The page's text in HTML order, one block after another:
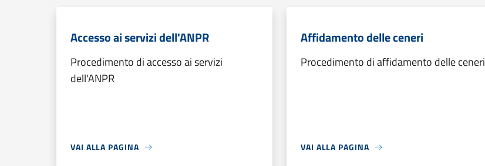
Accesso ai servizi dell'ANPR
Procedimento di accesso ai servizi
dell'ANPR
VAI ALLA PAGINA
Affidamento delle ceneri
Procedimento di affidamento delle ceneri
VAI ALLA PAGINA